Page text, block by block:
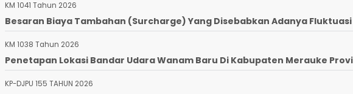
KM 1041 Tahun 2026
Besaran Biaya Tambahan (Surcharge) Yang Disebabkan Adanya Fluktuasi
KM 1038 Tahun 2026
Penetapan Lokasi Bandar Udara Wanam Baru Di Kabupaten Merauke
KP-DJPU 155 TAHUN 2026